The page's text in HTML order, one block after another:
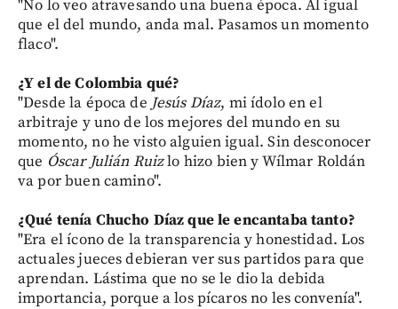
"No lo veo atravesando una buena época. Al igual
que el del mundo, anda mal. Pasamos un momento
flaco".
¿Y el de Colombia qué?
"Desde la época de Jesús Díaz, mi ídolo en el
arbitraje y uno de los mejores del mundo en su
momento, no he visto alguien igual. Sin desconocer
que Óscar Julián Ruizlo hizo bien y Wílmar Roldán
va por buen camino".
¿Qué tenía Chucho Díaz que le encantaba tanto?
"Era el ícono de la transparencia y honestidad. Los
actuales jueces debieran ver sus partidos para que
aprendan. Lástima que no se le dio la debida
importancia, porque a los pícaros no les convenía".